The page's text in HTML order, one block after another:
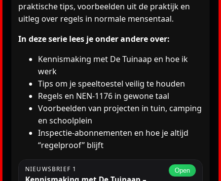
praktische tips, voorbeelden uit de praktijk en
uitleg over regels in normale mensentaal.
In deze serie lees je onder andere over:
Kennismaking met De Tuinaap en hoe ik
werk
Tips om je speeltoestel veilig te houden
Regels en NEN-1176 in gewone taal
Voorbeelden van projecten in tuin, camping
en schoolplein
Inspectie-abonnementen en hoe je altijd
“regelproof” blijft
NIEUWSBRIEF 1 Open